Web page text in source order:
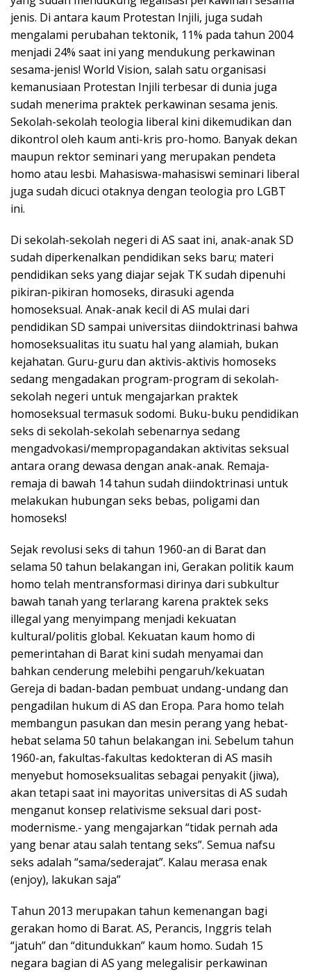
jenis. Di antara kaum Protestan Injili, juga sudah
mengalami perubahan tektonik, 11% pada tahun 2004
menjadi 24% saat ini yang mendukung perkawinan
sesama-jenis! World Vision, salah satu organisasi
kemanusiaan Protestan Injili terbesar di dunia juga
sudah menerima praktek perkawinan sesama jenis.
Sekolah-sekolah teologia liberal kini dikemudikan dan
dikontrol oleh kaum anti-kris pro-homo. Banyak dekan
maupun rektor seminari yang merupakan pendeta
homo atau lesbi. Mahasiswa-mahasiswi seminari liberal
juga sudah dicuci otaknya dengan teologia pro LGBT
ini.
Di sekolah-sekolah negeri di AS saat ini, anak-anak SD
sudah diperkenalkan pendidikan seks baru; materi
pendidikan seks yang diajar sejak TK sudah dipenuhi
pikiran-pikiran homoseks, dirasuki agenda
homoseksual. Anak-anak kecil di AS mulai dari
pendidikan SD sampai universitas diindoktrinasi bahwa
homoseksualitas itu suatu hal yang alamiah, bukan
kejahatan. Guru-guru dan aktivis-aktivis homoseks
sedang mengadakan program-program di sekolah-
sekolah negeri untuk mengajarkan praktek
homoseksual termasuk sodomi. Buku-buku pendidikan
seks di sekolah-sekolah sebenarnya sedang
mengadvokasi/mempropagandakan aktivitas seksual
antara orang dewasa dengan anak-anak. Remaja-
remaja di bawah 14 tahun sudah diindoktrinasi untuk
melakukan hubungan seks bebas, poligami dan
homoseks!
Sejak revolusi seks di tahun 1960-an di Barat dan
selama 50 tahun belakangan ini, Gerakan politik kaum
homo telah mentransformasi dirinya dari subkultur
bawah tanah yang terlarang karena praktek seks
illegal yang menyimpang menjadi kekuatan
kultural/politis global. Kekuatan kaum homo di
pemerintahan di Barat kini sudah menyamai dan
bahkan cenderung melebihi pengaruh/kekuatan
Gereja di badan-badan pembuat undang-undang dan
pengadilan hukum di AS dan Eropa. Para homo telah
membangun pasukan dan mesin perang yang hebat-
hebat selama 50 tahun belakangan ini. Sebelum tahun
1960-an, fakultas-fakultas kedokteran di AS masih
menyebut homoseksualitas sebagai penyakit (jiwa),
akan tetapi saat ini mayoritas universitas di AS sudah
menganut konsep relativisme seksual dari post-
modernisme.- yang mengajarkan “tidak pernah ada
yang benar atau salah tentang seks”. Semua nafsu
seks adalah “sama/sederajat”. Kalau merasa enak
(enjoy), lakukan saja”
Tahun 2013 merupakan tahun kemenangan bagi
gerakan homo di Barat. AS, Perancis, Inggris telah
“jatuh” dan “ditundukkan” kaum homo. Sudah 15
negara bagian di AS yang melegalisir perkawinan